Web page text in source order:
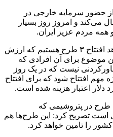
حضور سرمایه خارجی در
می‌کند و امروز روز بسیار
مردم عزیز ایران.
وی تصریح کرد: ما در یک هفته شاهد افتتاح ۳ طرح هستیم که ارزش
این موضوع برای آن افرادی که
نیست که در یک روز
مهم افتتاح شود که برای افتتاح
دلار اعتبار هزینه شده است.
طرح در پتروشیمی که
است تصریح کرد: این طرح‌ها هم
را تامین خواهد کرد.